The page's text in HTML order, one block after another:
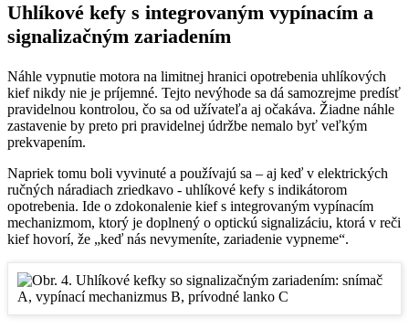
Uhlíkové kefy s integrovaným vypínacím a
signalizačným zariadením
Náhle vypnutie motora na limitnej hranici opotrebenia uhlíkových
kief nikdy nie je príjemné. Tejto nevýhode sa dá samozrejme predísť
pravidelnou kontrolou, čo sa od užívateľa aj očakáva. Žiadne náhle
zastavenie by preto pri pravidelnej údržbe nemalo byť veľkým
prekvapením.
Napriek tomu boli vyvinuté a používajú sa – aj keď v elektrických
ručných náradiach zriedkavo - uhlíkové kefy s indikátorom
opotrebenia. Ide o zdokonalenie kief s integrovaným vypínacím
mechanizmom, ktorý je doplnený o optickú signalizáciu, ktorá v reči
kief hovorí, že „keď nás nevymeníte, zariadenie vypneme“.